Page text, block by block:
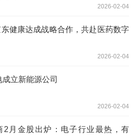
2026-02-04
健康达成战略合作，共赴医药数字
2026-02-04
成立新能源公司
2026-02-04
2月金股出炉：电子行业最热，有